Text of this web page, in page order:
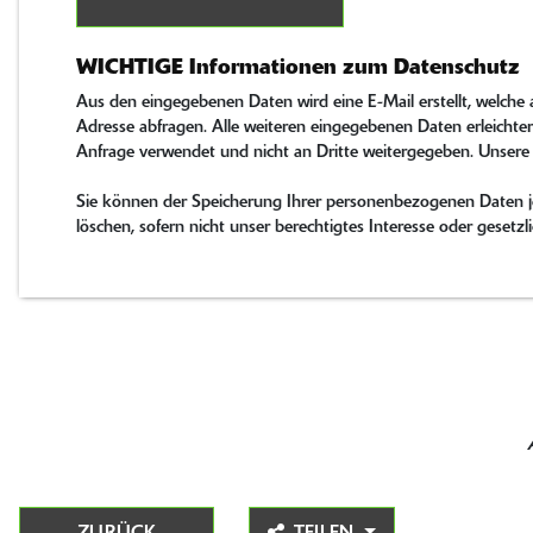
WICHTIGE Informationen zum Datenschutz
Aus den eingegebenen Daten wird eine E-Mail erstellt,
Adresse abfragen. Alle weiteren eingegebenen Daten
Anfrage verwendet und nicht an Dritte weitergegeben.
Sie können der Speicherung Ihrer personenbezogenen
löschen, sofern nicht unser berechtigtes Interesse oder